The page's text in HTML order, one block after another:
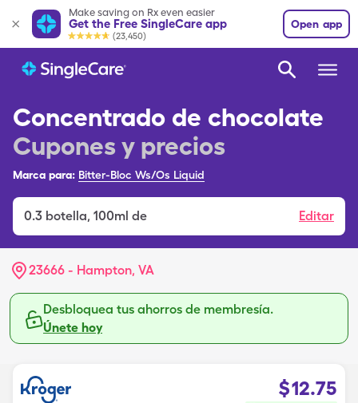
Make saving on Rx even easier
Get the Free SingleCare app
(23,450)
Open app
Concentrado de chocolate
Cupones y precios
Marca para: Bitter-Bloc Ws/Os Liquid
0.3 botella, 100ml de Editar
23666 - Hampton, VA
Desbloquea tus ahorros de membresía.
Únete hoy
$12.75